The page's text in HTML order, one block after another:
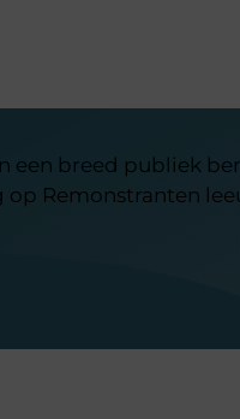
een breed publiek
Remonstranten